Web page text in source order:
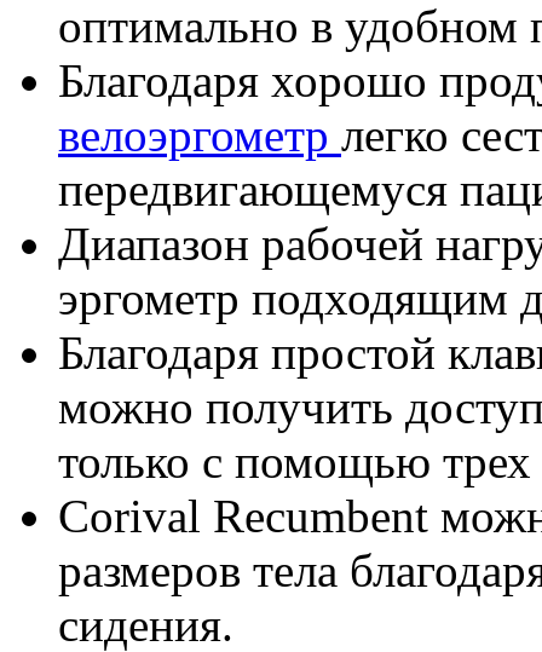
оптимально в удобном
Благодаря хорошо
велоэргометр легко
передвигающемуся
Диапазон рабочей
эргометр подходящим
Благодаря простой
можно получить
только с помощью
Corival Recumbent
размеров тела
сидения.